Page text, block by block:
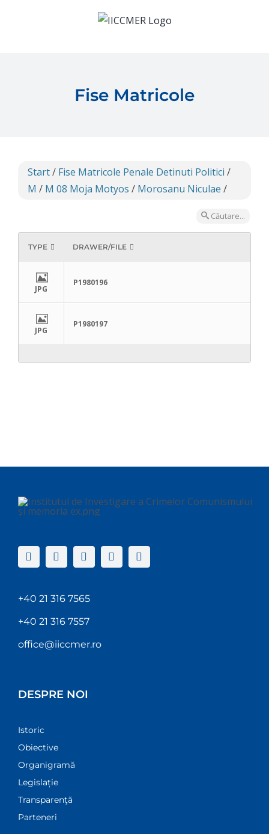
Fise Matricole
Start/ Fise Matricole Penale Detinuti Politici /
M / M 08 Moja Motyos / Morosanu Niculae /
Căutare...
TYPE DRAWER/FILE
JPG
P1980196
JPG
P1980197
+40 21 316 7565
+40 21 316 7557
office@iiccmer.ro
DESPRE NOI
Istoric
Obiective
Organigramă
Legislație
Transparenţă
Parteneri